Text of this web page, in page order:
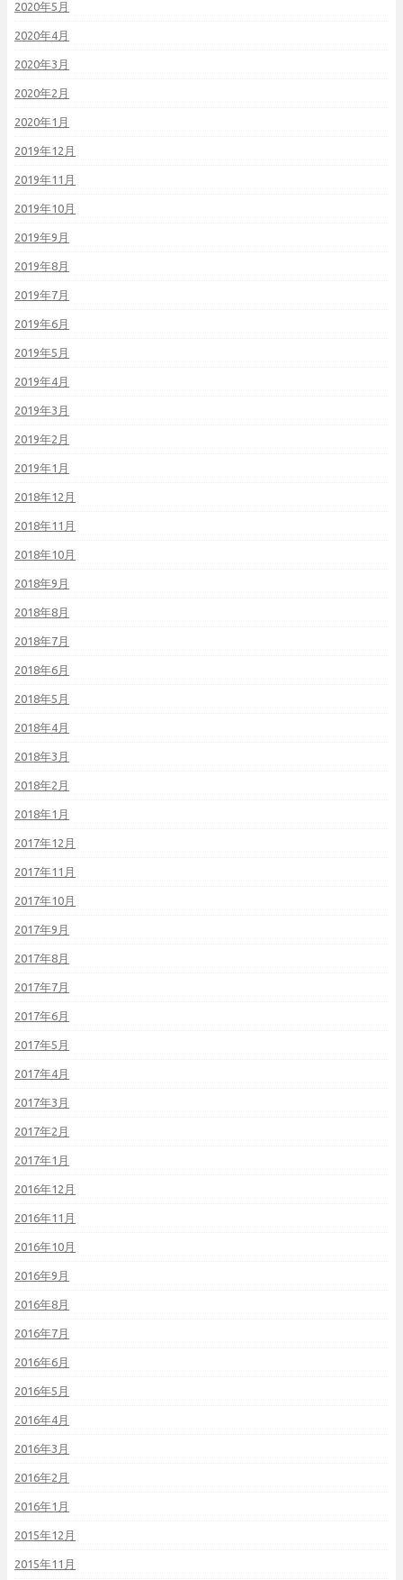
2020年5月
2020年4月
2020年3月
2020年2月
2020年1月
2019年12月
2019年11月
2019年10月
2019年9月
2019年8月
2019年7月
2019年6月
2019年5月
2019年4月
2019年3月
2019年2月
2019年1月
2018年12月
2018年11月
2018年10月
2018年9月
2018年8月
2018年7月
2018年6月
2018年5月
2018年4月
2018年3月
2018年2月
2018年1月
2017年12月
2017年11月
2017年10月
2017年9月
2017年8月
2017年7月
2017年6月
2017年5月
2017年4月
2017年3月
2017年2月
2017年1月
2016年12月
2016年11月
2016年10月
2016年9月
2016年8月
2016年7月
2016年6月
2016年5月
2016年4月
2016年3月
2016年2月
2016年1月
2015年12月
2015年11月